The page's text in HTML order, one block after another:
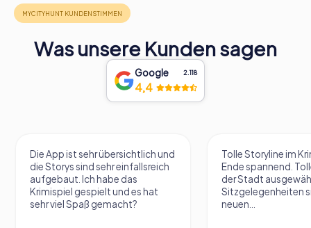
Was unsere Kunden sagen
Google 2.118
4,4
Die App ist sehr übersichtlich und
die Storys sind sehr einfallsreich
aufgebaut. Ich habe das
Krimispiel gespielt und es hat
sehr viel Spaß gemacht?
Tolle Storyline im
Ende spannend.
der Stadt
Sitzgelegenheiten
neuen...